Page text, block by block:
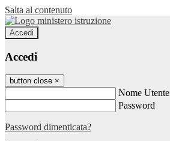
Salta al contenuto
Accedi
Accedi
button close ×
Nome Utente
Password
Password dimenticata?